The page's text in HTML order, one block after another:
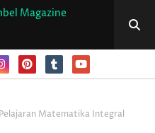
Pelajaran Matematika Integral